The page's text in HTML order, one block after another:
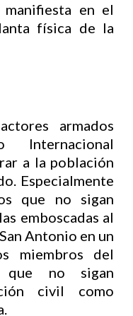
en el
física de la
armados
Internacional
a la población
Especialmente
que no sigan
emboscadas al
Antonio en un
miembros del
que no sigan
civil como